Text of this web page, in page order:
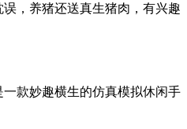
，养猪还送真生猪肉，有兴趣
一款妙趣横生的仿真模拟休闲手